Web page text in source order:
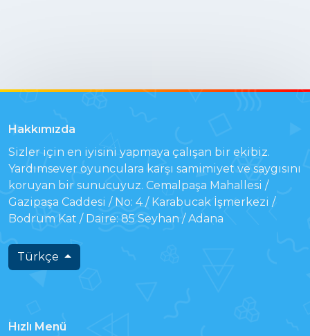
Hakkımızda
Sizler için en iyisini yapmaya çalışan bir ekibiz.
Yardımsever oyunculara karşı samimiyet ve saygısını
koruyan bir sunucuyuz. Cemalpaşa Mahallesi /
Gazipaşa Caddesi / No: 4 / Karabucak İşmerkezi /
Bodrum Kat / Daire: 85 Seyhan / Adana
Türkçe
Hızlı Menü